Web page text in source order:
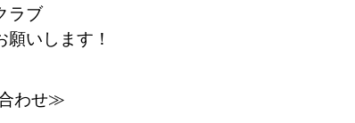
ラブ
いします！
わせ≫